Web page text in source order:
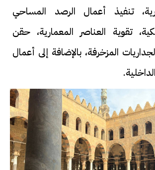
تنفيذ أعمال الرصد المساحي
تقوية العناصر المعمارية، حقن
المزخرفة، بالإضافة إلى أعمال